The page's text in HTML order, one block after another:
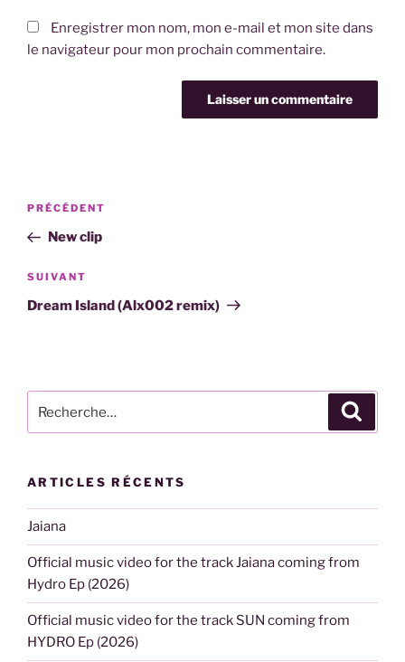
Enregistrer mon nom, mon e-mail et mon site dans
le navigateur pour mon prochain commentaire.
Navigation
l’article
Article
précédent
PRÉCÉDENT
New clip
Article
suivant
SUIVANT
Dream Island (Alx002 remix)
pour
ARTICLES RÉCENTS
Jaiana
Official music video for the track Jaiana coming from
Hydro Ep (2026)
Official music video for the track SUN coming from
HYDRO Ep (2026)